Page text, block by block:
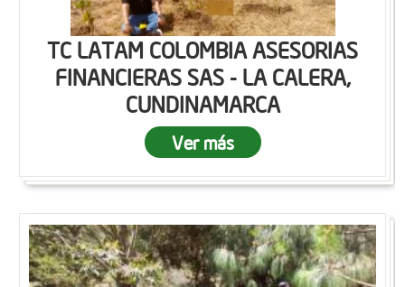
TC LATAM COLOMBIA ASESORIAS
FINANCIERAS SAS - LA CALERA,
CUNDINAMARCA
Ver más